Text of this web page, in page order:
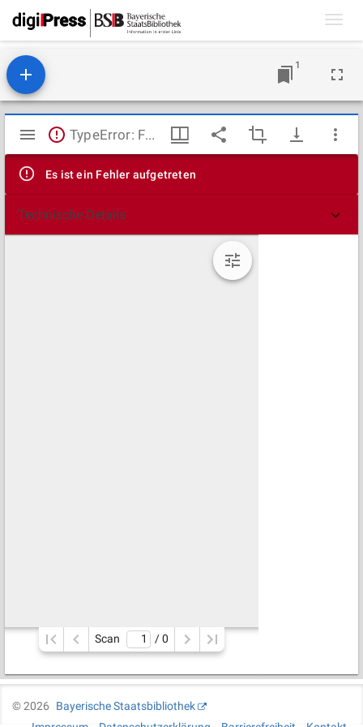
1
Mirador
Viewer
TypeError: Failed to fetch
Es ist ein Fehler aufgetreten
Technische Details
Scan / 0
©2026
Bayerische Staatsbibliothek